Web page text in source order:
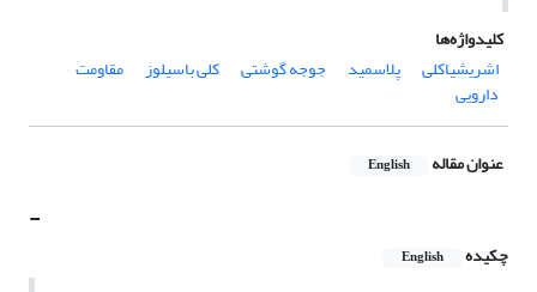
کلیدواژه‌ها
اشریشیاکلی
پلاسمید جوجه گوشتی کلی باسیلوز مقاومت
دارویی
عنوان مقاله English
-
چکیده English